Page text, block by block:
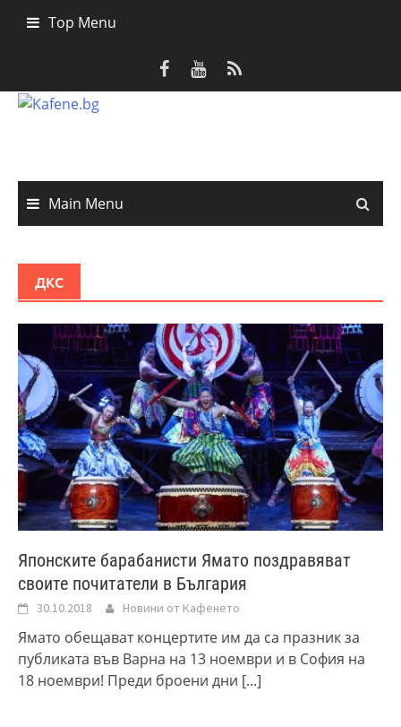
Top Menu
Main Menu
ДКС
Японските барабанисти Ямато поздравяват
своите почитатели в България
30.10.2018 Новини от Кафенето
Ямато обещават концертите им да са празник за
публиката във Варна на 13 ноември и в София на
18 ноември! Преди броени дни [...]